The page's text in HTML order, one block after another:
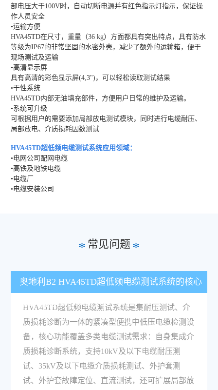
部电压大于100V时，自动切断电源并有红色指示灯指示，保证操
作人员安全
•运输方便
HVA45TD在尺寸，重量（36 kg）方面都具有突出特点，具有防水
等级为IP67的非常坚固的水密外壳，减少了额外的运输箱，便于
现场测试及运输
•高清显示屏
具有高清的彩色显示屏(4,3")，可以轻松读取测试结果
•干性系统
HVA45TD内部无油填充部件，方便用户日常的维护及运输。
•系统可升级
可根据用户的需要添加局部放电测试模块，同时进行电缆耐压、
局部放电、介质损耗因数测试
HVA45TD超低频电缆测试系统应用领域：
•电网公司配网电缆
•高铁及地铁电缆
•电缆厂
•电缆安装公司
* 常见问题 *
奥地利B2 HVA45TD超低频电缆测试系统的核心
功能和核心技术参数有哪些？
HVA45TD超低频电缆测试系统是集耐压测试、介
质损耗诊断为一体的紧凑型便携中低压电缆检测设
备，核心功能覆盖多类电缆测试需求：自身集成介
质损耗诊断系统，支持10kV及以下电缆耐压测
试、35kV及以下电缆介质损耗测试、外护套测
试、外护套故障定位、直流测试，还可扩展局部放